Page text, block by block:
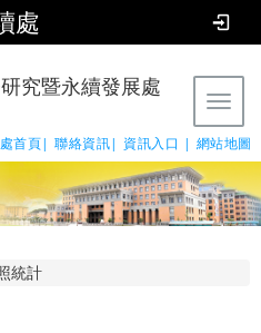
處
究暨永續發展處
首頁| 聯絡資訊| 資訊入口 | 網站地圖
統計